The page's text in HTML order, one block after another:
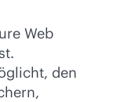
Web
den